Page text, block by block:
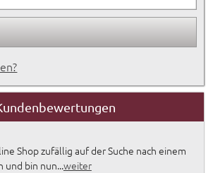
Shop zufällig auf der Suche nach einem
und bin nun...weiter